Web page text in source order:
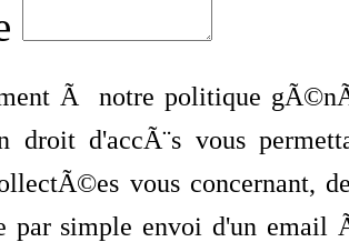
Ã notre politique
droit d'accÃ¨s vous
vous concernant,
par simple envoi d'un